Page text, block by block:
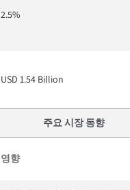
2.5%
USD 1.54 Billion
주요 시장 동향
영향